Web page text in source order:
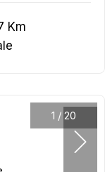
Km
1 / 20